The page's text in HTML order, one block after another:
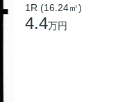
1R (16.24㎡)
4.4万円